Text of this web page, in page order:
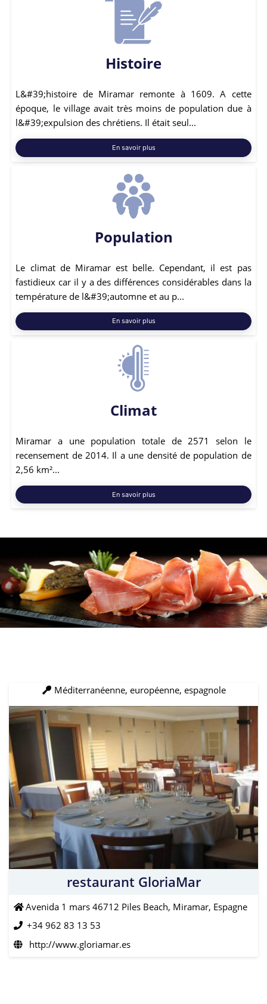
Histoire
L&#39;histoire de Miramar remonte à 1609. A cette
époque, le village avait très moins de population due à
l&#39;expulsion des chrétiens. Il était seul...
En savoir plus
Population
Le climat de Miramar est belle. Cependant, il est pas
fastidieux car il y a des différences considérables dans la
température de l&#39;automne et au p...
En savoir plus
Climat
Miramar a une population totale de 2571 selon le
recensement de 2014. Il a une densité de population de
2,56 km²...
En savoir plus
Méditerranéenne, européenne, espagnole
restaurant GloriaMar
Avenida 1 mars 46712 Piles Beach, Miramar, Espagne
+34 962 83 13 53
http://www.gloriamar.es